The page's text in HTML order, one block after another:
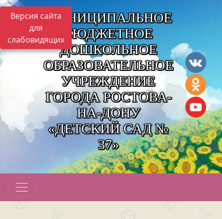
Версия сайта
для
слабовидящих
МУНИЦИПАЛЬНОЕ
БЮДЖЕТНОЕ
ДОШКОЛЬНОЕ
ОБРАЗОВАТЕЛЬНОЕ
УЧРЕЖДЕНИЕ
ГОРОДА РОСТОВА-
НА-ДОНУ
«ДЕТСКИЙ САД №
37»